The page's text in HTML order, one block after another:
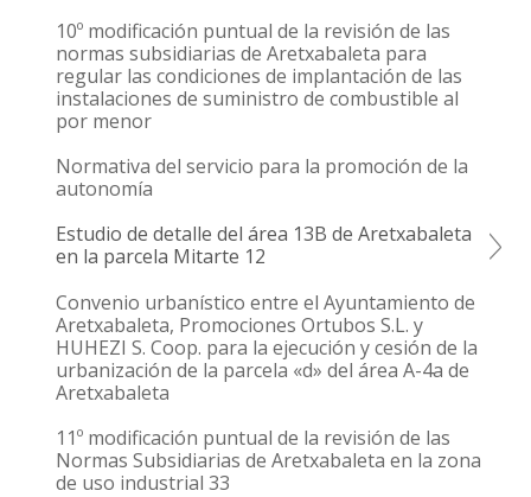
10º modificación puntual de la revisión de las
normas subsidiarias de Aretxabaleta para
regular las condiciones de implantación de las
instalaciones de suministro de combustible al
por menor
Normativa del servicio para la promoción de la
autonomía
Estudio de detalle del área 13B de Aretxabaleta
en la parcela Mitarte 12
Convenio urbanístico entre el Ayuntamiento de
Aretxabaleta, Promociones Ortubos S.L. y
HUHEZI S. Coop. para la ejecución y cesión de la
urbanización de la parcela «d» del área A-4a de
Aretxabaleta
11º modificación puntual de la revisión de las
Normas Subsidiarias de Aretxabaleta en la zona
de uso industrial 33